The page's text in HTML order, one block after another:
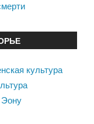
культура
Эону